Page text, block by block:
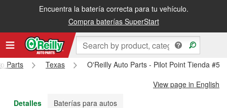
Encuentra la batería correcta para tu vehículo.
Compra baterías SuperStart
Recibe tu orden gratis al día siguiente o recógela en la tienda
Parts Texas
O'Reilly Auto Parts - Pilot Point Tienda
View page in English
Detalles
Baterías para autos